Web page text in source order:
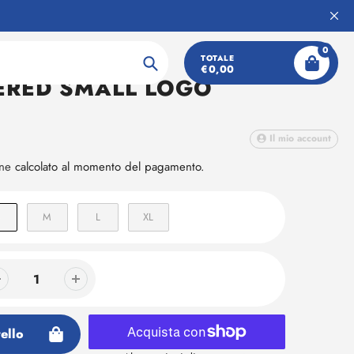
Ricerca
TOTALE
€0,00
0
Il mio account
SMALL LOGO
calcolato al momento del pagamento.
M L XL